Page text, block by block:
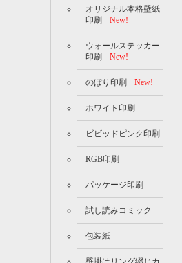
オリジナル本格壁紙
印刷
New!
ウォールステッカー
印刷
New!
のぼり印刷 New!
ホワイト印刷
ビビッドピンク印刷
RGB印刷
パッケージ印刷
試し読みコミック
包装紙